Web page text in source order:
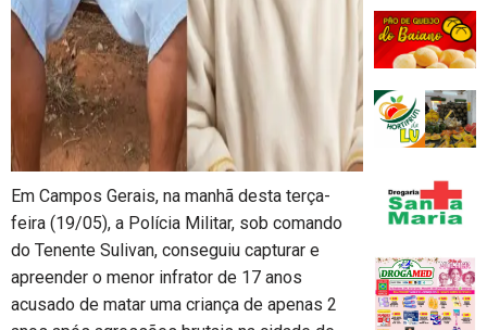
Em Campos Gerais, na manhã desta terça-
feira (19/05), a Polícia Militar, sob comando
do Tenente Sulivan, conseguiu capturar e
apreender o menor infrator de 17 anos
acusado de matar uma criança de apenas 2